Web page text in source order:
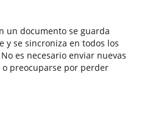
un documento se guarda
y se sincroniza en todos los
es necesario enviar nuevas
preocuparse por perder